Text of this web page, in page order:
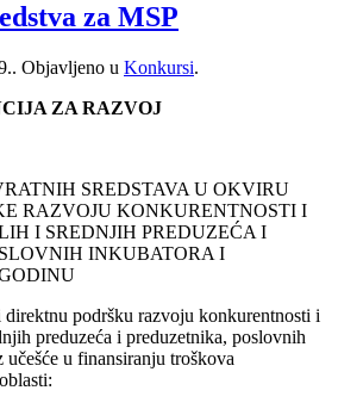
za MSP
. Objavljeno u Konkursi.
ZA RAZVOJ
SREDSTAVA U OKVIRU
RAZVOJU KONKURENTNOSTI I
I SREDNJIH PREDUZEĆA I
INKUBATORA I
podršku razvoju konkurentnosti i
preduzeća i preduzetnika, poslovnih
u finansiranju troškova